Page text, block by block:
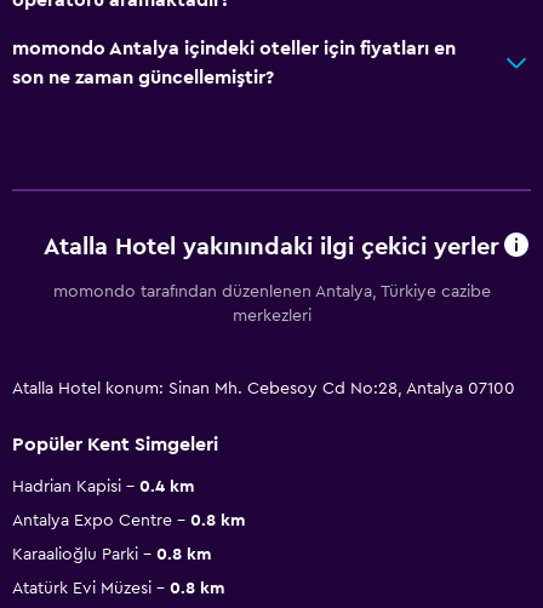
momondo Antalya içindeki oteller için fiyatları en
son ne zaman güncellemiştir?
Atalla Hotel yakınındaki ilgi çekici yerler
momondo tarafından düzenlenen Antalya, Türkiye cazibe
merkezleri
Atalla Hotel konum: Sinan Mh. Cebesoy Cd No:28, Antalya 07100
Popüler Kent Simgeleri
Hadrian Kapisi
0.4 km
Antalya Expo Centre
0.8 km
Karaalioğlu Parki
0.8 km
Atatürk Evi Müzesi
0.8 km